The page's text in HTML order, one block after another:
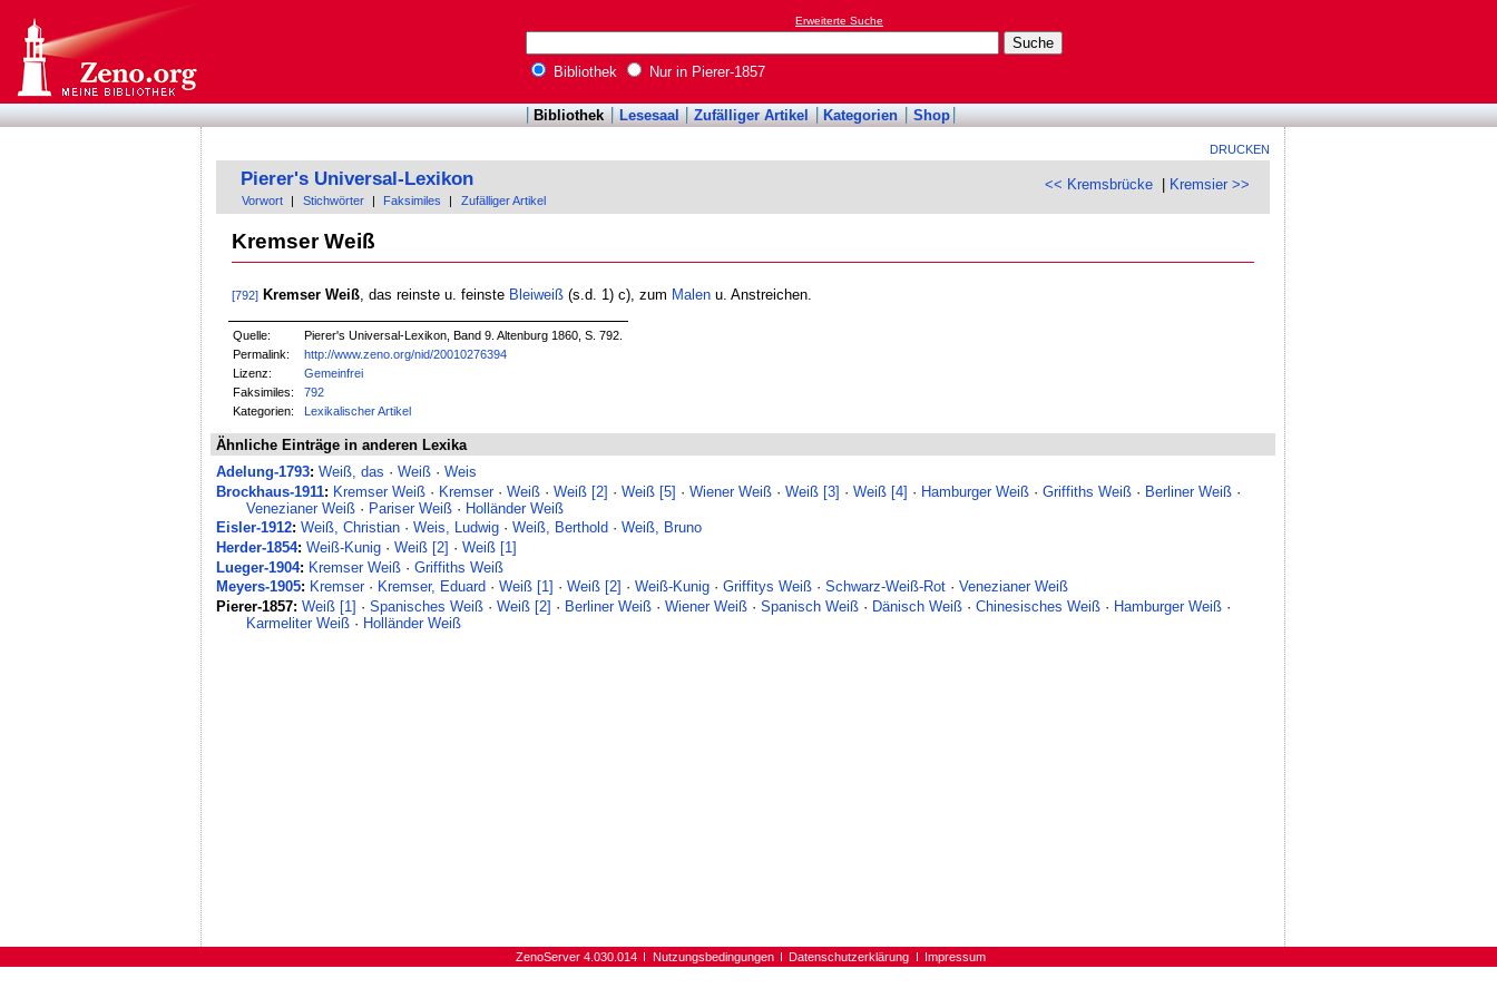
Erweiterte Suche
Bibliothek Nur in Pierer-1857
Bibliothek Lesesaal Zufälliger Artikel Kategorien Shop
DRUCKEN
<< Kremsbrücke Kremsier >>
Pierer's Universal-Lexikon
Vorwort Stichwörter Faksimiles Zufälliger Artikel
Kremser Weiß
[792] Kremser Weiß, das reinste u. feinste Bleiweiß(s.d. 1) c), zum Malenu. Anstreichen.
Quelle:
Pierer's Universal-Lexikon, Band 9. Altenburg 1860, S. 792.
Permalink:
http://www.zeno.org/nid/20010276394
Lizenz:
Gemeinfrei
Faksimiles:
792
Kategorien:
Lexikalischer Artikel
Ähnliche Einträge in anderen Lexika
Adelung-1793: Weiß, das ·Weiß ·Weis
Brockhaus-1911: Kremser Weiß · Kremser·Weiß ·Weiß [2] ·Weiß [5] ·Wiener Weiß ·Weiß [3] ·Weiß [4] · Hamburger Weiß ·Griffiths Weiß · Berliner Weiß ·
Venezianer Weiß· Pariser Weiß· Holländer Weiß
Eisler-1912: Weiß, Christian ·Weis, Ludwig ·Weiß, Berthold ·Weiß, Bruno
Herder-1854: Weiß-Kunig ·Weiß [2] ·Weiß [1]
Lueger-1904: Kremser Weiß ·Griffiths Weiß
Meyers-1905: Kremser· Kremser, Eduard ·Weiß [1] ·Weiß [2] ·Weiß-Kunig ·Griffitys Weiß ·Schwarz-Weiß-Rot ·Venezianer Weiß
Pierer-1857: Weiß [1] ·Spanisches Weiß ·Weiß [2] · Berliner Weiß ·Wiener Weiß ·Spanisch Weiß · Dänisch Weiß ·Chinesisches Weiß · Hamburger Weiß ·
Karmeliter Weiß· Holländer Weiß
ZenoServer 4.030.014 Nutzungsbedingungen Datenschutzerklärung Impressum